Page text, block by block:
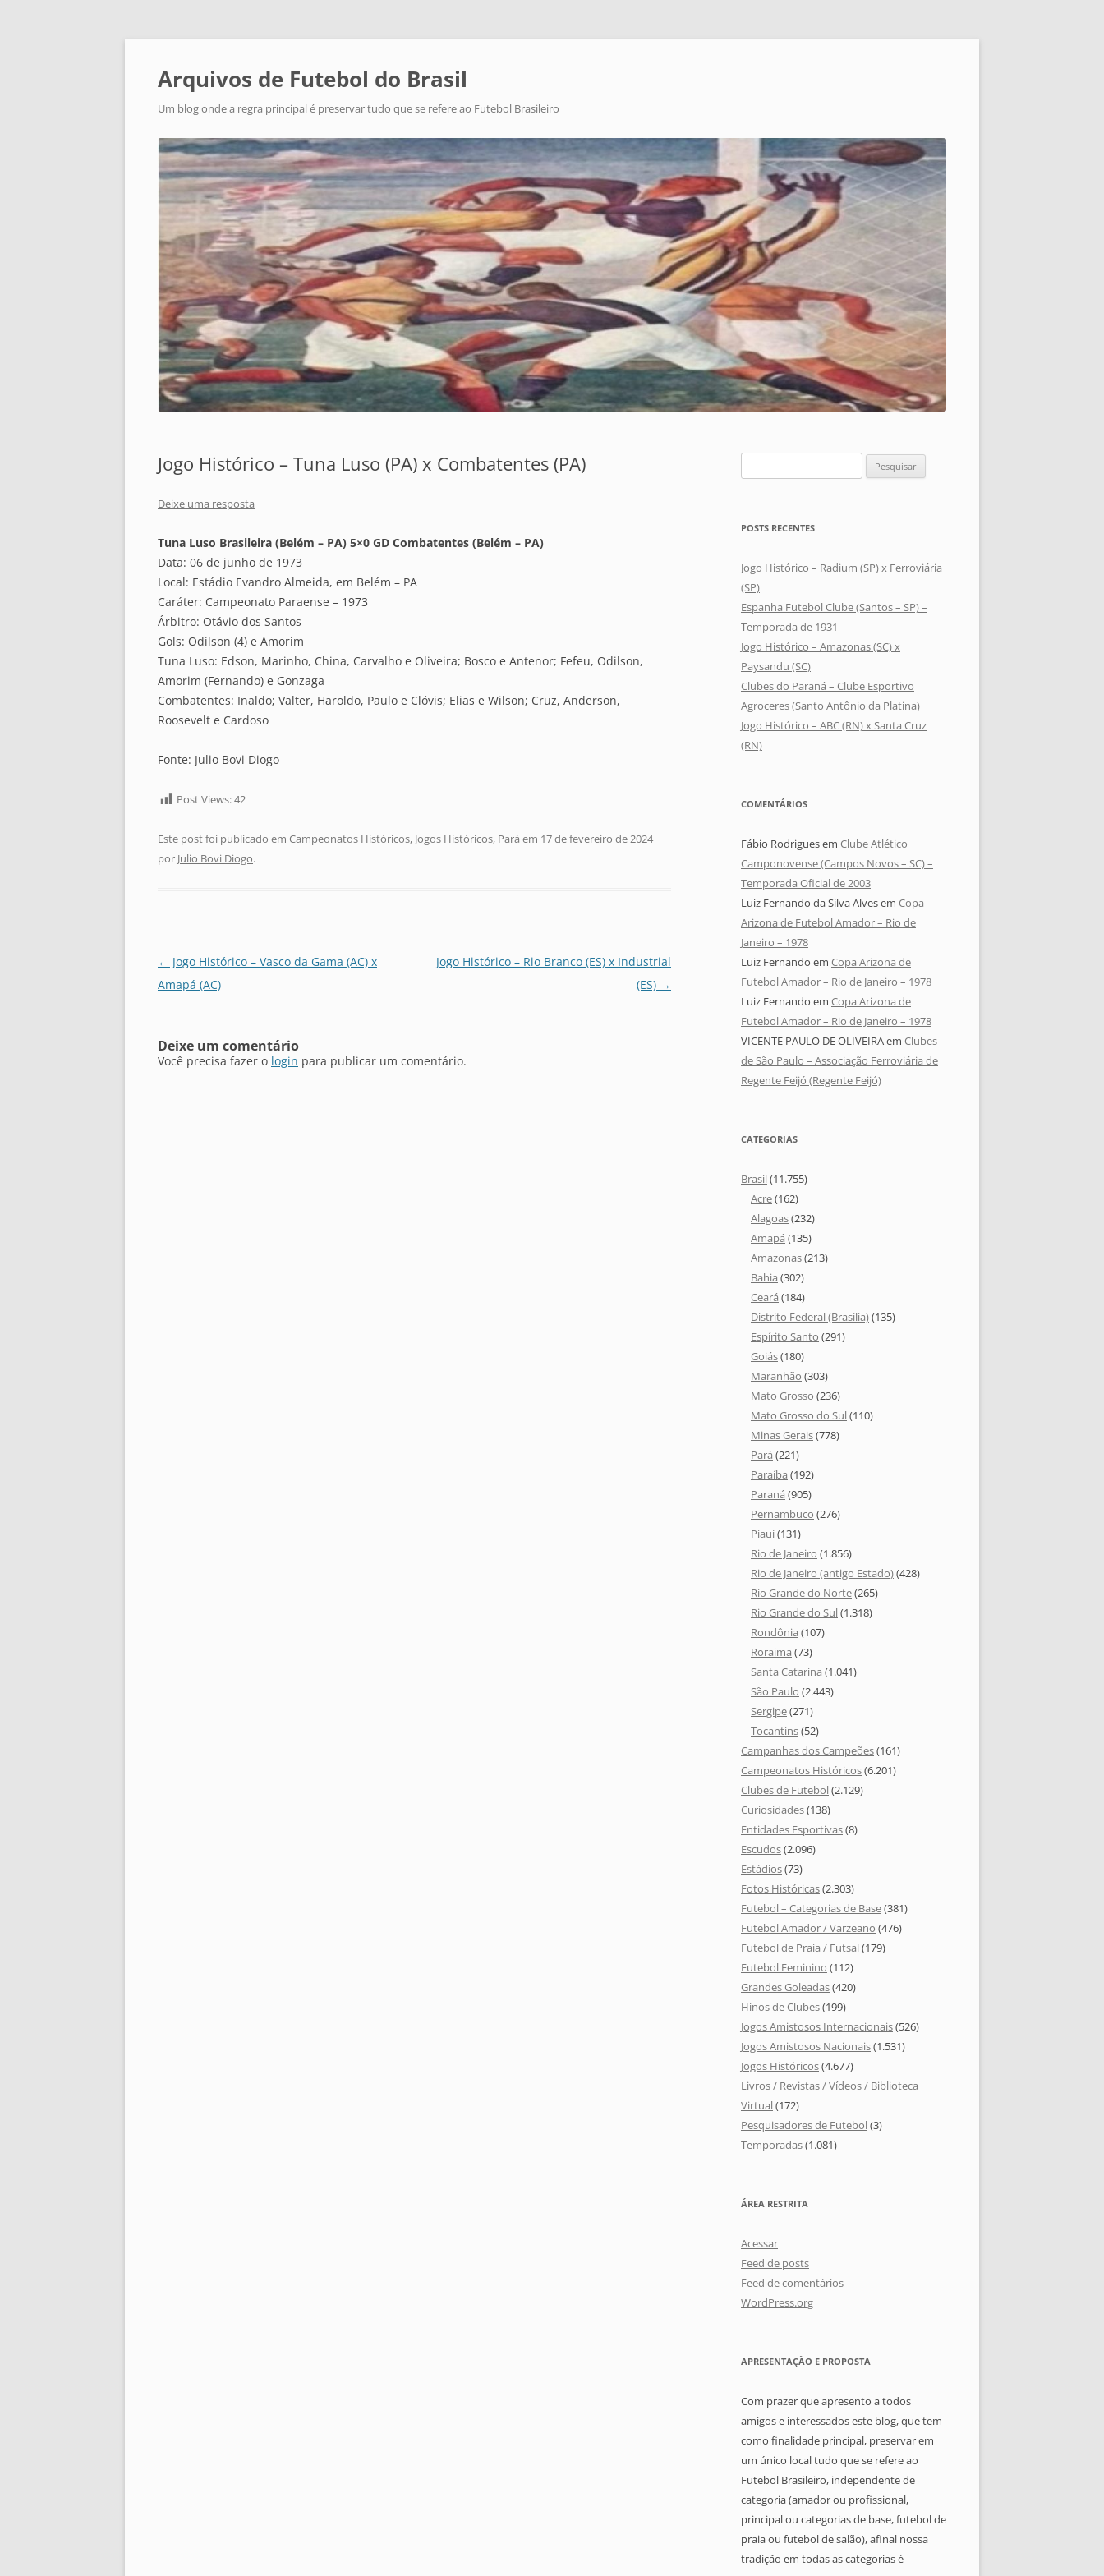
Arquivos de Futebol do Brasil
Um blog onde a regra principal é preservar tudo que se refere ao Futebol Brasileiro
Jogo Histórico – Tuna Luso (PA) x Combatentes (PA)
Deixe uma resposta
Tuna Luso Brasileira (Belém – PA) 5×0 GD Combatentes (Belém – PA)
Data: 06 de junho de 1973
Local: Estádio Evandro Almeida, em Belém – PA
Caráter: Campeonato Paraense – 1973
Árbitro: Otávio dos Santos
Gols: Odilson (4) e Amorim
Tuna Luso: Edson, Marinho, China, Carvalho e Oliveira; Bosco e Antenor; Fefeu, Odilson,
Amorim (Fernando) e Gonzaga
Combatentes: Inaldo; Valter, Haroldo, Paulo e Clóvis; Elias e Wilson; Cruz, Anderson,
Roosevelt e Cardoso
Fonte: Julio Bovi Diogo
Post Views:42
Este post foi publicado em Campeonatos Históricos, Jogos Históricos, Pará em 17 de fevereiro de 2024
por Julio Bovi Diogo.
Navegação
de
← Jogo Histórico – Vasco da Gama (AC) x
Amapá (AC)
Jogo Histórico – Rio Branco (ES) x Industrial
(ES) →
Deixe um comentário
Você precisa fazer o login para publicar um comentário.
por:
POSTS RECENTES
Jogo Histórico – Radium (SP) x Ferroviária
(SP)
Espanha Futebol Clube (Santos – SP) –
Temporada de 1931
Jogo Histórico – Amazonas (SC) x
Paysandu (SC)
Clubes do Paraná – Clube Esportivo
Agroceres (Santo Antônio da Platina)
Jogo Histórico – ABC (RN) x Santa Cruz
(RN)
COMENTÁRIOS
Fábio Rodriguesem Clube Atlético
Camponovense (Campos Novos – SC) –
Temporada Oficial de 2003
Luiz Fernando da Silva Alvesem Copa
Arizona de Futebol Amador – Rio de
Janeiro – 1978
Luiz Fernando em Copa Arizona de
Futebol Amador – Rio de Janeiro – 1978
Luiz Fernando em Copa Arizona de
Futebol Amador – Rio de Janeiro – 1978
VICENTE PAULO DE OLIVEIRAem Clubes
de São Paulo – Associação Ferroviária de
Regente Feijó (Regente Feijó)
CATEGORIAS
Brasil(11.755)
Acre(162)
Alagoas(232)
Amapá (135)
Amazonas(213)
Bahia (302)
Ceará (184)
Distrito Federal (Brasília)(135)
Espírito Santo (291)
Goiás(180)
Maranhão (303)
Mato Grosso (236)
Mato Grosso do Sul(110)
Minas Gerais(778)
Pará (221)
Paraíba (192)
Paraná (905)
Pernambuco (276)
Piauí(131)
Rio de Janeiro (1.856)
Rio de Janeiro (antigo Estado)(428)
Rio Grande do Norte(265)
Rio Grande do Sul(1.318)
Rondônia (107)
Roraima (73)
Santa Catarina (1.041)
São Paulo (2.443)
Sergipe(271)
Tocantins(52)
Campanhas dos Campeões(161)
Campeonatos Históricos(6.201)
Clubes de Futebol(2.129)
Curiosidades(138)
Entidades Esportivas(8)
Escudos(2.096)
Estádios(73)
Fotos Históricas(2.303)
Futebol – Categorias de Base(381)
Futebol Amador / Varzeano (476)
Futebol de Praia / Futsal(179)
Futebol Feminino (112)
Grandes Goleadas(420)
Hinos de Clubes(199)
Jogos Amistosos Internacionais(526)
Jogos Amistosos Nacionais(1.531)
Jogos Históricos(4.677)
Livros / Revistas / Vídeos / Biblioteca
Virtual(172)
Pesquisadores de Futebol(3)
Temporadas(1.081)
ÁREA RESTRITA
Acessar
Feed de posts
Feed de comentários
WordPress.org
APRESENTAÇÃO E PROPOSTA
Com prazer que apresento a todos
amigos e interessados este blog, que tem
como finalidade principal, preservar em
um único local tudo que se refere ao
Futebol Brasileiro, independente de
categoria (amador ou profissional,
principal ou categorias de base, futebol de
praia ou futebol de salão), afinal nossa
tradição em todas as categorias é